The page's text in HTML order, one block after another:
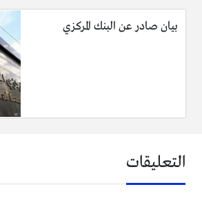
بيان صادر عن البنك المركزي
التعليقات